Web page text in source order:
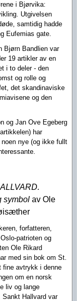
i Bjørvika:
Utgivelsen
samtidig hadde
Eufemias gate.
Bjørn Bandlien var
19 artikler av en
i to deler - den
og rolle og
det skandinaviske
og den
og Jan Ove Egeberg
har
nye (og ikke fullt
symbol av Ole
forfatteren,
patrioten og
Ole Rikard
med sin bok om St.
fine avtrykk i denne
om en norsk
liv og lange
Sankt Hallvard var